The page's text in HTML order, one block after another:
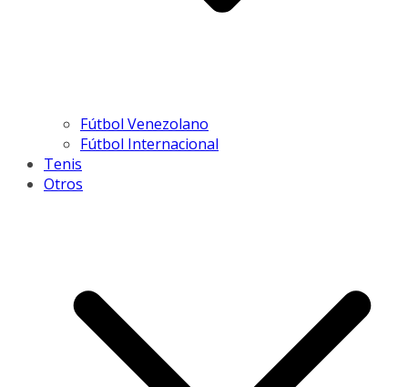
Fútbol Venezolano
Fútbol Internacional
Tenis
Otros